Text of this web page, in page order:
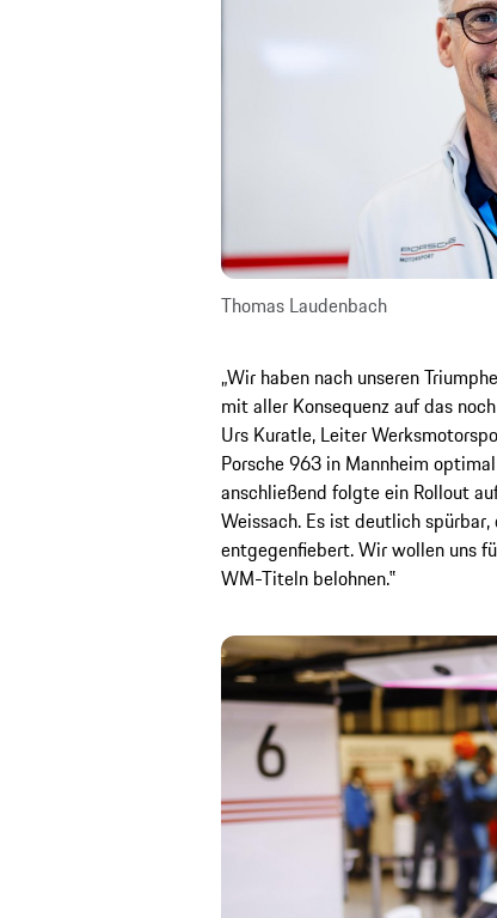
Thomas Laudenbach
„Wir haben nach unseren
mit aller Konsequenz auf das
Urs Kuratle, Leiter
Porsche 963 in Mannheim
anschließend folgte ein Rollout
Weissach. Es ist deutlich
entgegenfiebert. Wir wollen uns
WM-Titeln belohnen.‟